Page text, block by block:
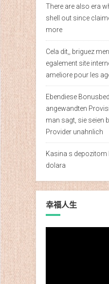
There are also era
shell out since
more
Cela dit,, briguez
egalement site
ameliore pour les
Ebendiese
angewandten
man sagt, sie seien
Provider unahnlich
Kasina s
dolara
幸福人生